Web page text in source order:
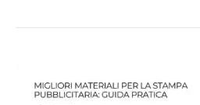
materiali